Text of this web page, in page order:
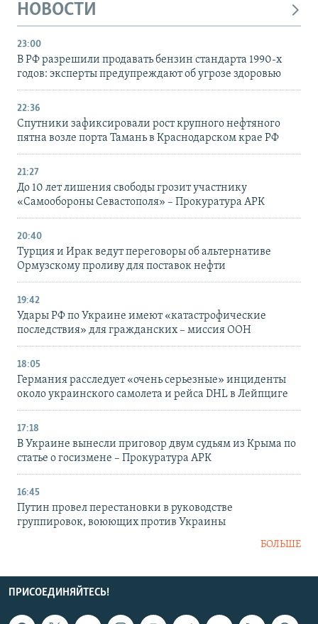
НОВОСТИ
23:00
В РФ разрешили продавать бензин стандарта 1990-х
годов: эксперты предупреждают об угрозе здоровью
22:36
Спутники зафиксировали рост крупного нефтяного
пятна возле порта Тамань в Краснодарском крае РФ
21:27
До 10 лет лишения свободы грозит участнику
«Самообороны Севастополя» – Прокуратура АРК
20:40
Турция и Ирак ведут переговоры об альтернативе
Ормузскому проливу для поставок нефти
19:42
Удары РФ по Украине имеют «катастрофические
последствия» для гражданских – миссия ООН
18:05
Германия расследует «очень серьезные» инциденты
около украинского самолета и рейса DHL в Лейпциге
17:18
В Украине вынесли приговор двум судьям из Крыма по
статье о госизмене – Прокуратура АРК
16:45
Путин провел перестановки в руководстве
группировок, воюющих против Украины
БОЛЬШЕ
ПРИСОЕДИНЯЙТЕСЬ!